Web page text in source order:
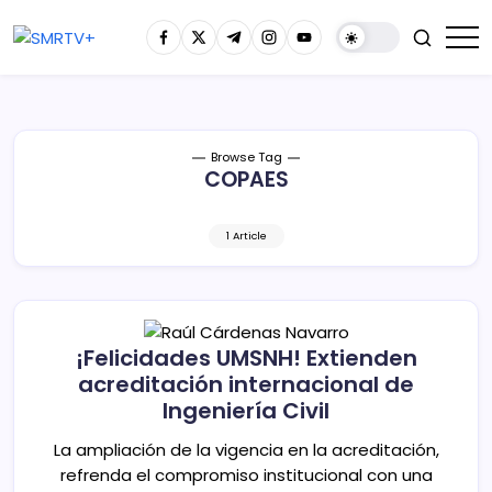
Browse Tag
COPAES
1 Article
¡Felicidades UMSNH! Extienden
acreditación internacional de
Ingeniería Civil
La ampliación de la vigencia en la acreditación,
refrenda el compromiso institucional con una